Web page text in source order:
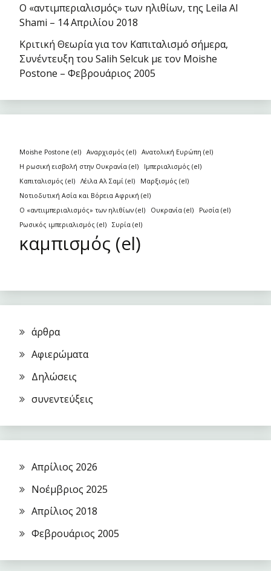
Ο «αντιμπεριαλισμός» των ηλιθίων, της Leila Al
Shami – 14 Απριλίου 2018
Κριτική Θεωρία για τον Καπιταλισμό σήμερα,
Συνέντευξη του Salih Selcuk με τον Moishe
Postone – Φεβρουάριος 2005
Moishe Postone (el) Αναρχισμός (el)
Ανατολική Ευρώπη (el)
Η ρωσική εισβολή στην Ουκρανία (el)
Ιμπεριαλισμός (el)
Καπιταλισμός (el)
Λέιλα Αλ Σαμί (el)
Μαρξισμός (el)
Νοτιοδυτική Ασία και Βόρεια Αφρική (el)
Ο «αντιιμπεριαλισμός» των ηλιθίων (el)
Ουκρανία (el)
Ρωσία (el)
Ρωσικός ιμπεριαλισμός (el)
Συρία (el)
καμπισμός (el)
άρθρα
Αφιερώματα
Δηλώσεις
συνεντεύξεις
Απρίλιος 2026
Νοέμβριος 2025
Απρίλιος 2018
Φεβρουάριος 2005